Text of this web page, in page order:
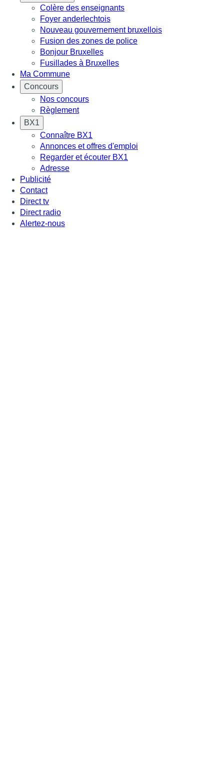
Colère des enseignants
Foyer anderlechtois
Nouveau gouvernement bruxellois
Fusion des zones de police
Bonjour Bruxelles
Fusillades à Bruxelles
Ma Commune
Concours
Nos concours
Règlement
BX1
Connaître BX1
Annonces et offres d'emploi
Regarder et écouter BX1
Adresse
Publicité
Contact
Direct tv
Direct radio
Alertez-nous